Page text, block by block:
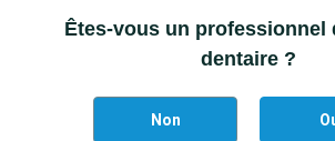
Vous aimerez aussi
Êtes-vous un professionnel
dentaire ?
Non